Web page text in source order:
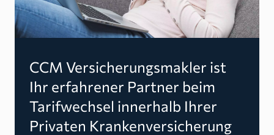
CCM Versicherungsmakler ist
Ihr erfahrener Partner beim
Tarifwechsel innerhalb Ihrer
Privaten Krankenversicherung